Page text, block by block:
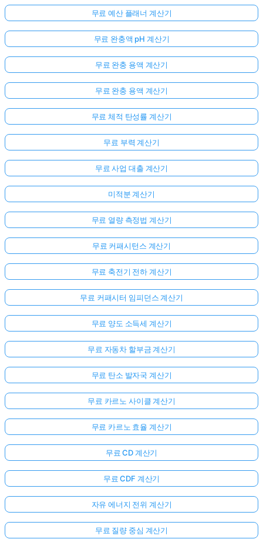
무료 예산 플래너 계산기
무료 완충액 pH 계산기
무료 완충 용액 계산기
무료 완충 용액 계산기
무료 체적 탄성률 계산기
무료 부력 계산기
무료 사업 대출 계산기
미적분 계산기
무료 열량 측정법 계산기
무료 커패시턴스 계산기
무료 축전기 전하 계산기
무료 커패시터 임피던스 계산기
무료 양도 소득세 계산기
무료 자동차 할부금 계산기
무료 탄소 발자국 계산기
무료 카르노 사이클 계산기
무료 카르노 효율 계산기
무료 CD 계산기
무료 CDF 계산기
자유 에너지 전위 계산기
무료 질량 중심 계산기